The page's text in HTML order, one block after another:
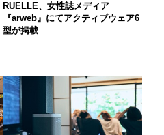
RUELLE、女性誌メディア
『arweb』にてアクティブウェア6
型が掲載